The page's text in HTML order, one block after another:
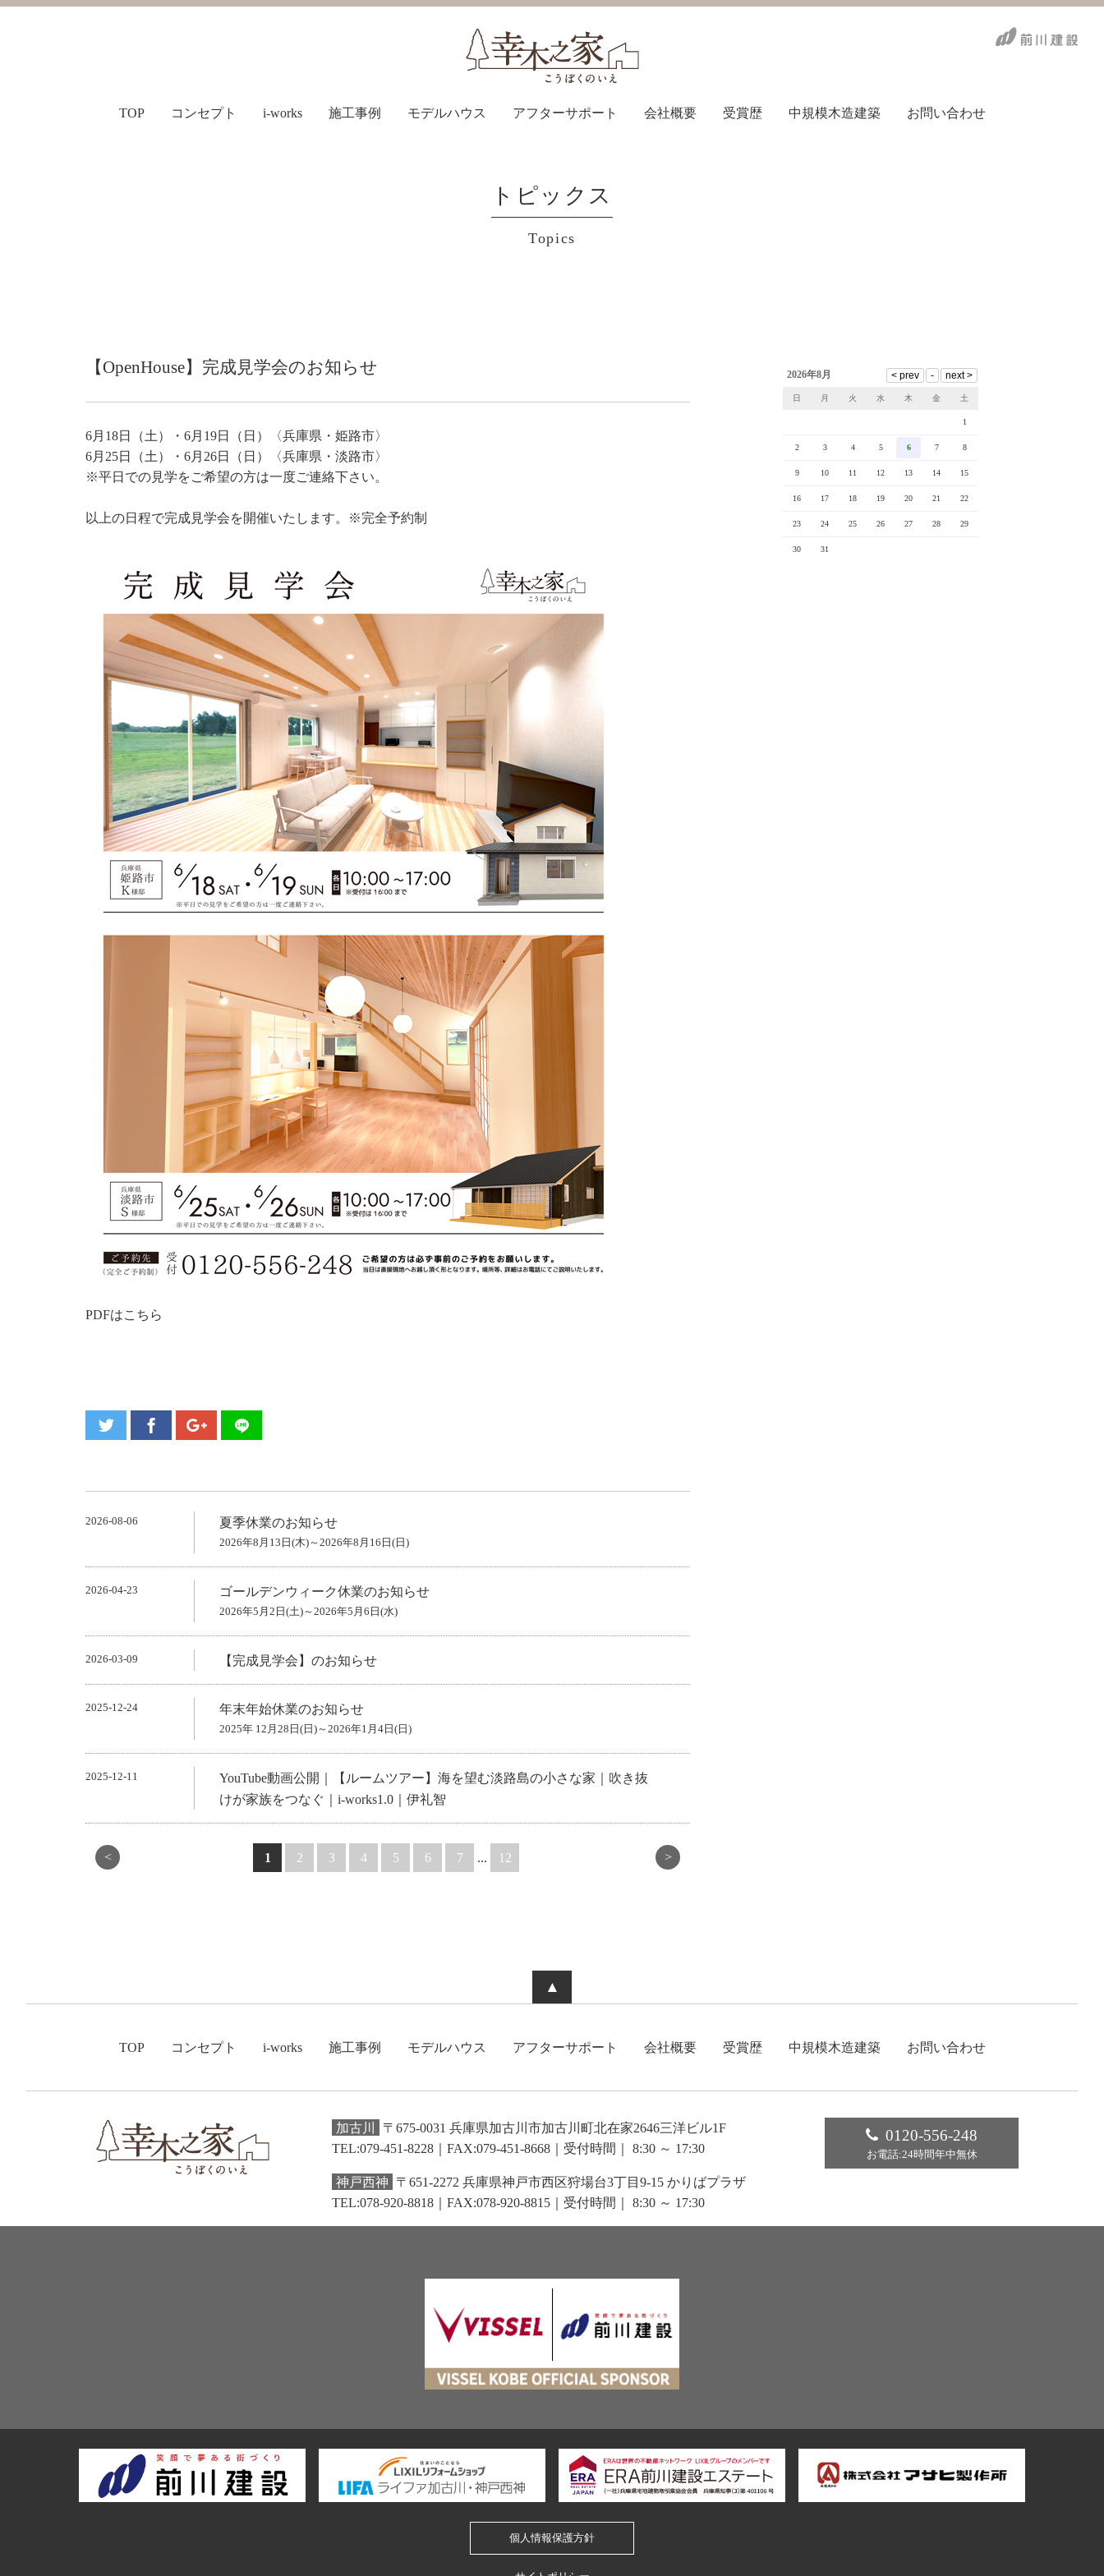
TOP コンセプト i-works 施工事例 モデルハウス アフターサポート 会社概要 受賞歴 中規模木造建築 お問い合わせ
トピックス
Topics
【OpenHouse】完成見学会のお知らせ
6月18日（土）・6月19日（日）〈兵庫県・姫路市〉
6月25日（土）・6月26日（日）〈兵庫県・淡路市〉
※平日での見学をご希望の方は一度ご連絡下さい。
以上の日程で完成見学会を開催いたします。※完全予約制
PDFはこちら
2026-08-06 夏季休業のお知らせ
2026年8月13日(木)～2026年8月16日(日)
2026-04-23 ゴールデンウィーク休業のお知らせ
2026年5月2日(土)～2026年5月6日(水)
2026-03-09 【完成見学会】のお知らせ
2025-12-24 年末年始休業のお知らせ
2025年 12月28日(日)～2026年1月4日(日)
2025-12-11
YouTube動画公開｜【ルームツアー】海を望む淡路島の小さな家｜吹き抜
けが家族をつなぐ｜i-works1.0｜伊礼智
< 1 2 3 4 5 6 7 ... 12 >
2026年8月
日 月 火 水 木 金 土
1
2 3 4 5 6 7 8
9 10 11 12 13 14 15
16 17 18 19 20 21 22
23 24 25 26 27 28 29
30 31
▲
TOP コンセプト i-works 施工事例 モデルハウス アフターサポート 会社概要 受賞歴 中規模木造建築 お問い合わせ
加古川
〒675-0031 兵庫県加古川市加古川町北在家2646三洋ビル1F
TEL:079-451-8228｜FAX:079-451-8668 ｜受付時間｜ 8:30 ～ 17:30
神戸西神
〒651-2272 兵庫県神戸市西区狩場台3丁目9-15 かりばプラザ
TEL:078-920-8818｜FAX:078-920-8815 ｜受付時間｜ 8:30 ～ 17:30
0120-556-248
お電話:24時間年中無休
個人情報保護方針